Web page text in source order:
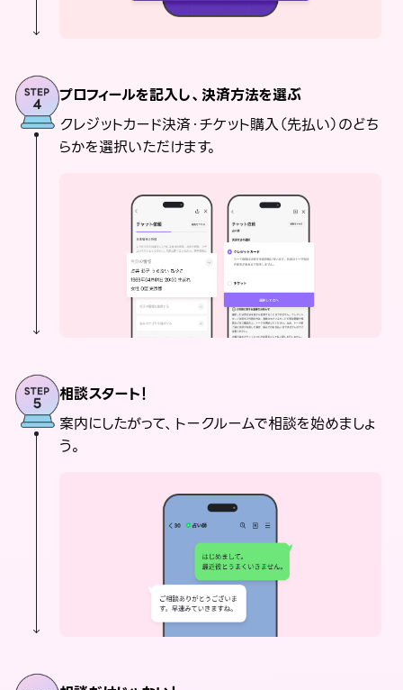
プロフィールを記入し、決済方法を選ぶ
クレジットカード決済・チケット購入（先払い）のどち
らかを選択いただけます。
相談スタート！
案内にしたがって、トークルームで相談を始めましょ
う。